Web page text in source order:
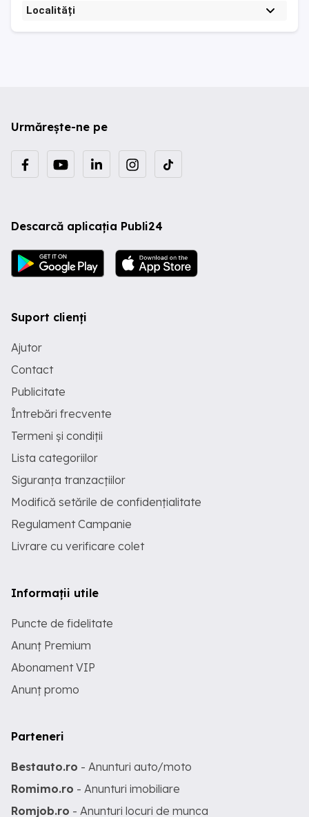
Localități
Urmărește-ne pe
Descarcă aplicația Publi24
Suport clienți
Ajutor
Contact
Publicitate
Întrebări frecvente
Termeni și condiții
Lista categoriilor
Siguranța tranzacțiilor
Modifică setările de confidențialitate
Regulament Campanie
Livrare cu verificare colet
Informații utile
Puncte de fidelitate
Anunț Premium
Abonament VIP
Anunț promo
Parteneri
Bestauto.ro - Anunturi auto/moto
Romimo.ro - Anunturi imobiliare
Romjob.ro - Anunturi locuri de munca